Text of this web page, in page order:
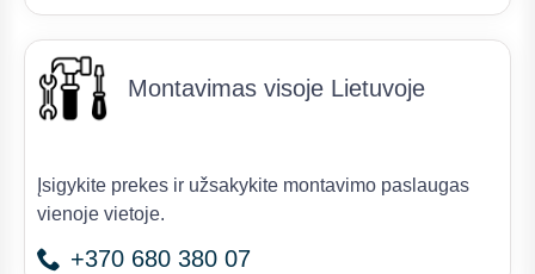
Montavimas visoje Lietuvoje
Įsigykite prekes ir užsakykite montavimo paslaugas
vienoje vietoje.
+370 680 380 07